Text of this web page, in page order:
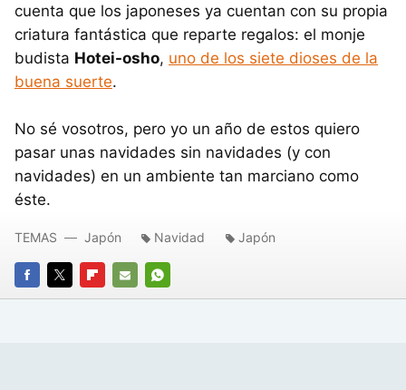
cuenta que los japoneses ya cuentan con su propia
criatura fantástica que reparte regalos: el monje
budista Hotei-osho, uno de los siete dioses de la
buena suerte.
No sé vosotros, pero yo un año de estos quiero
pasar unas navidades sin navidades (y con
navidades) en un ambiente tan marciano como
éste.
FACEBOOK
TWITTERFLIPBOARD
E-
WHATSAPP
TEMAS Japón Navidad Japón